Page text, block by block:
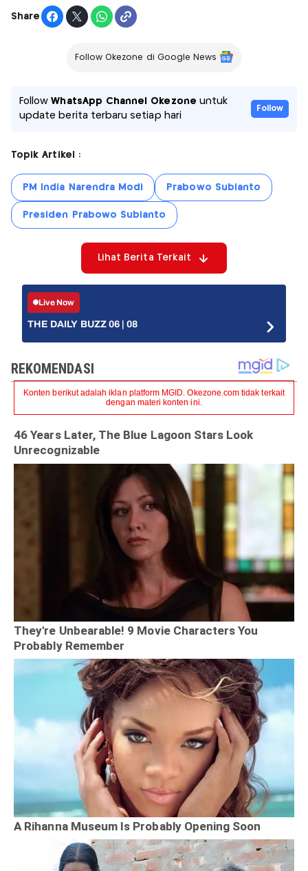
Share
Follow Okezone di Google News
FollowWhatsApp Channel Okezone untuk
update berita terbaru setiap hari
Follow
Topik Artikel :
PM India Narendra Modi Prabowo Subianto
Presiden Prabowo Subianto
Lihat Berita Terkait
Live Now
THE DAILY BUZZ 06 | 08